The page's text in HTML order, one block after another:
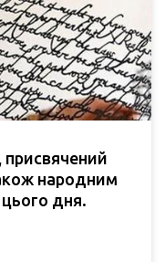
присвячений
народним
дня.